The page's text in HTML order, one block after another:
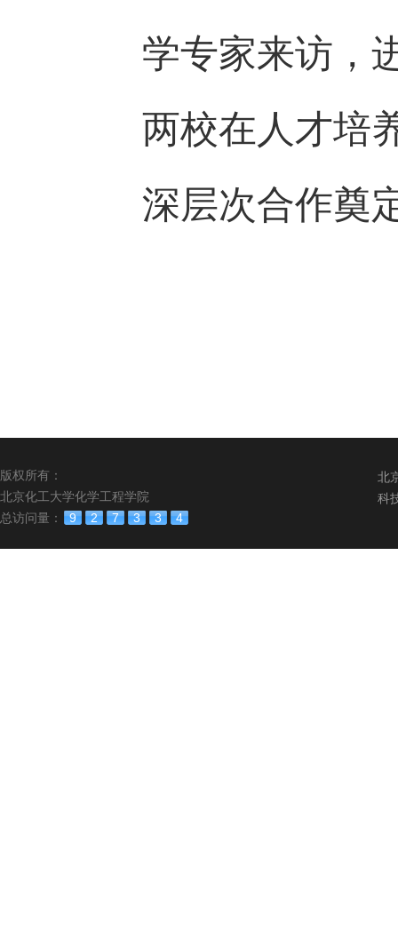
学专家来访，
两校在人才培
深层次合作奠
版权所有：
北京化工大学化学工程学院
总访问量：
9 2 7 3 3 4
北
科